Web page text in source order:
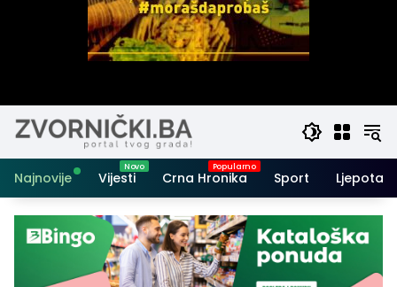
Najnovije Vijesti Crna Hronika Sport Ljepota i